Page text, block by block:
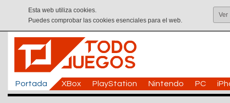
Esta web utiliza cookies.
Puedes comprobar las cookies esenciales para el web.
Ver
Portada XBox PlayStation Nintendo PC